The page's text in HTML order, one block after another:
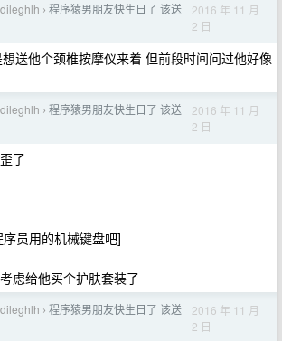
› 程序猿男朋友快生日了 该送
2016 年 11 月
2 日
送他个颈椎按摩仪来着 但前段时间问过他好像
› 程序猿男朋友快生日了 该送
2016 年 11 月
2 日
了
员用的机械键盘吧]
虑给他买个护肤套装了
› 程序猿男朋友快生日了 该送
2016 年 11 月
2 日